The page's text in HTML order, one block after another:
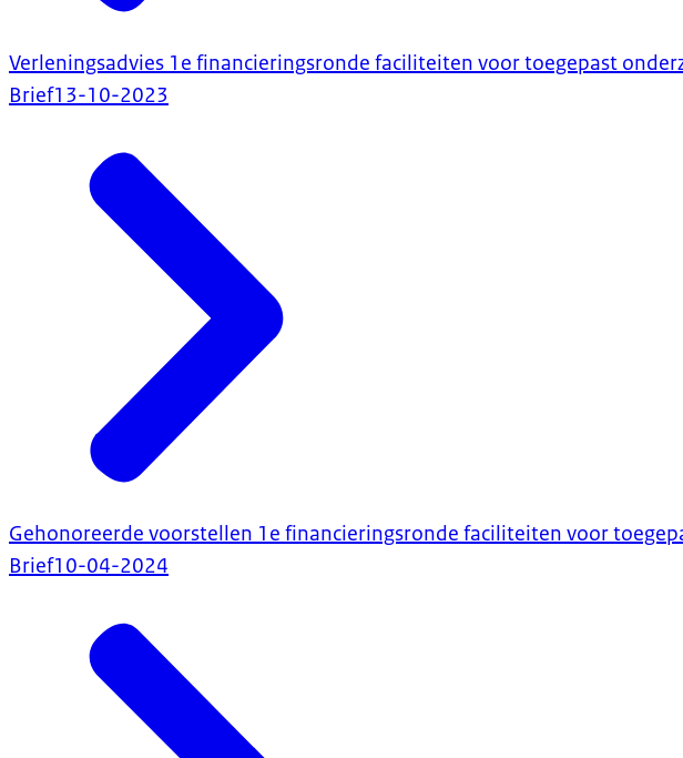
Verleningsadvies 1e financieringsronde faciliteiten voor toegepast
Brief13-10-2023
Gehonoreerde voorstellen 1e financieringsronde faciliteiten voor
Brief10-04-2024